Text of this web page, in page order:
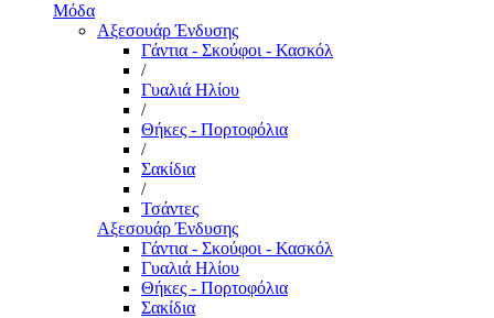
Μόδα
Αξεσουάρ Ένδυσης
Γάντια - Σκούφοι - Κασκόλ
/
Γυαλιά Ηλίου
/
Θήκες - Πορτοφόλια
/
Σακίδια
/
Τσάντες
Αξεσουάρ Ένδυσης
Γάντια - Σκούφοι - Κασκόλ
Γυαλιά Ηλίου
Θήκες - Πορτοφόλια
Σακίδια